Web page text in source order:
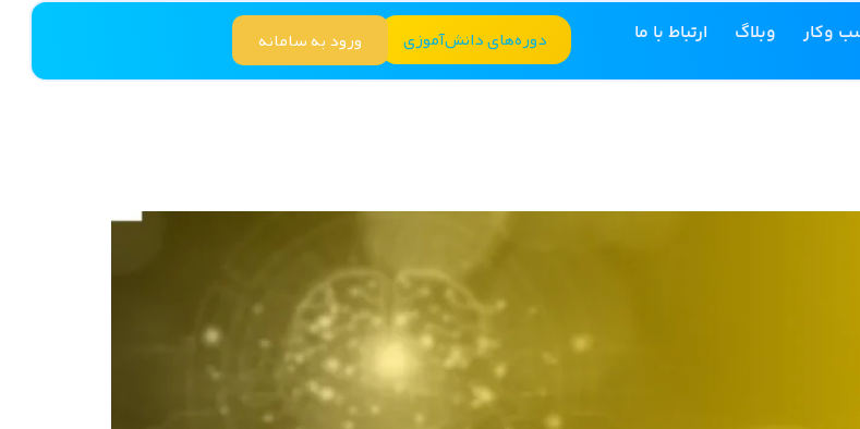
وکار وبلاگ ارتباط با ما دوره‌های دانش‌آموزی ورود به سامانه